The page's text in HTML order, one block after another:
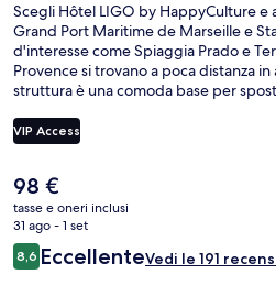
Scegli Hôtel LIGO by HappyCulture e
Grand Port Maritime de Marseille e
d'interesse come Spiaggia Prado e
Provence si trovano a poca distanza
struttura è una comoda base per
metro di Marseille-Colbert a 6.
VIP Access
Il
prezzo
attuale
è
98 €
98 €
tasse e oneri inclusi
31 ago - 1 set
Recensioni
8,68,6 su 10
EccellenteVedi le 191